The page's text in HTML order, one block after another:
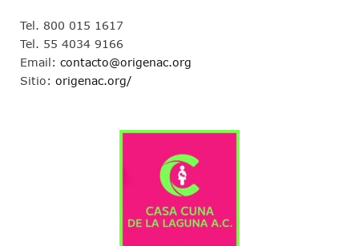
Tel. 800 015 1617
Tel. 55 4034 9166
Email: contacto@origenac.org
Sitio: origenac.org/